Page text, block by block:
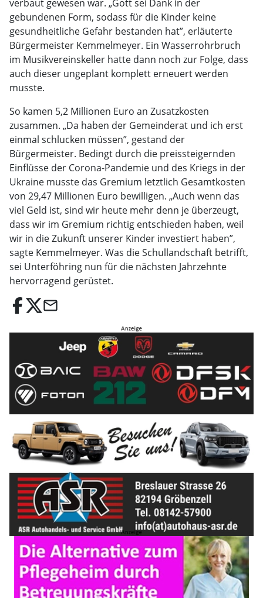
verbaut gewesen war. „Gott sei Dank in der
gebundenen Form, sodass für die Kinder keine
gesundheitliche Gefahr bestanden hat”, erläuterte
Bürgermeister Kemmelmeyer. Ein Wasserrohrbruch
im Musikvereinskeller hatte dann noch zur Folge, dass
auch dieser ungeplant komplett erneuert werden
musste.
So kamen 5,2 Millionen Euro an Zusatzkosten
zusammen. „Da haben der Gemeinderat und ich erst
einmal schlucken müssen”, gestand der
Bürgermeister. Bedingt durch die preissteigernden
Einflüsse der Corona-Pandemie und des Kriegs in der
Ukraine musste das Gremium letztlich Gesamtkosten
von 29,47 Millionen Euro bewilligen. „Auch wenn das
viel Geld ist, sind wir heute mehr denn je überzeugt,
dass wir im Gremium richtig entschieden haben, weil
wir in die Zukunft unserer Kinder investiert haben”,
sagte Kemmelmeyer. Was die Schullandschaft betrifft,
sei Unterföhring nun für die nächsten Jahrzehnte
hervorragend gerüstet.
email